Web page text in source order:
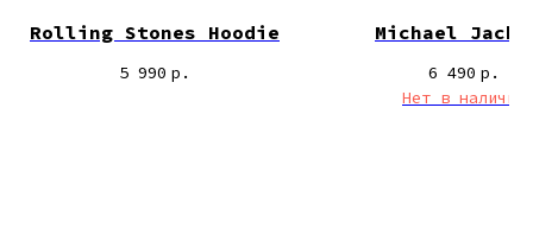
Rolling Stones Hoodie
5 990 р.
Michael
6 490 р.
Нет в наличии